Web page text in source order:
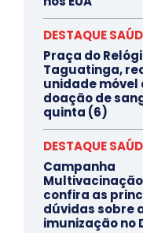
DESTAQUE
Praça do
Taguatinga,
unidade móvel
doação de
quinta (6)
DESTAQUE
Campanha
Multivacinação
confira as
dúvidas sobre
imunização no